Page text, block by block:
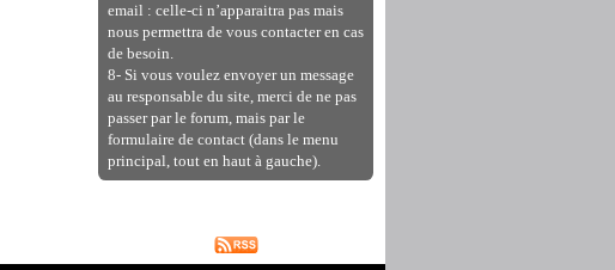
email : celle-ci n’apparaitra pas mais
nous permettra de vous contacter en cas
de besoin.
8- Si vous voulez envoyer un message
au responsable du site, merci de ne pas
passer par le forum, mais par le
formulaire de contact (dans le menu
principal, tout en haut à gauche).